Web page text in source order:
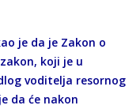
je da je Zakon o
koji je u
voditelja resornog
da će nakon